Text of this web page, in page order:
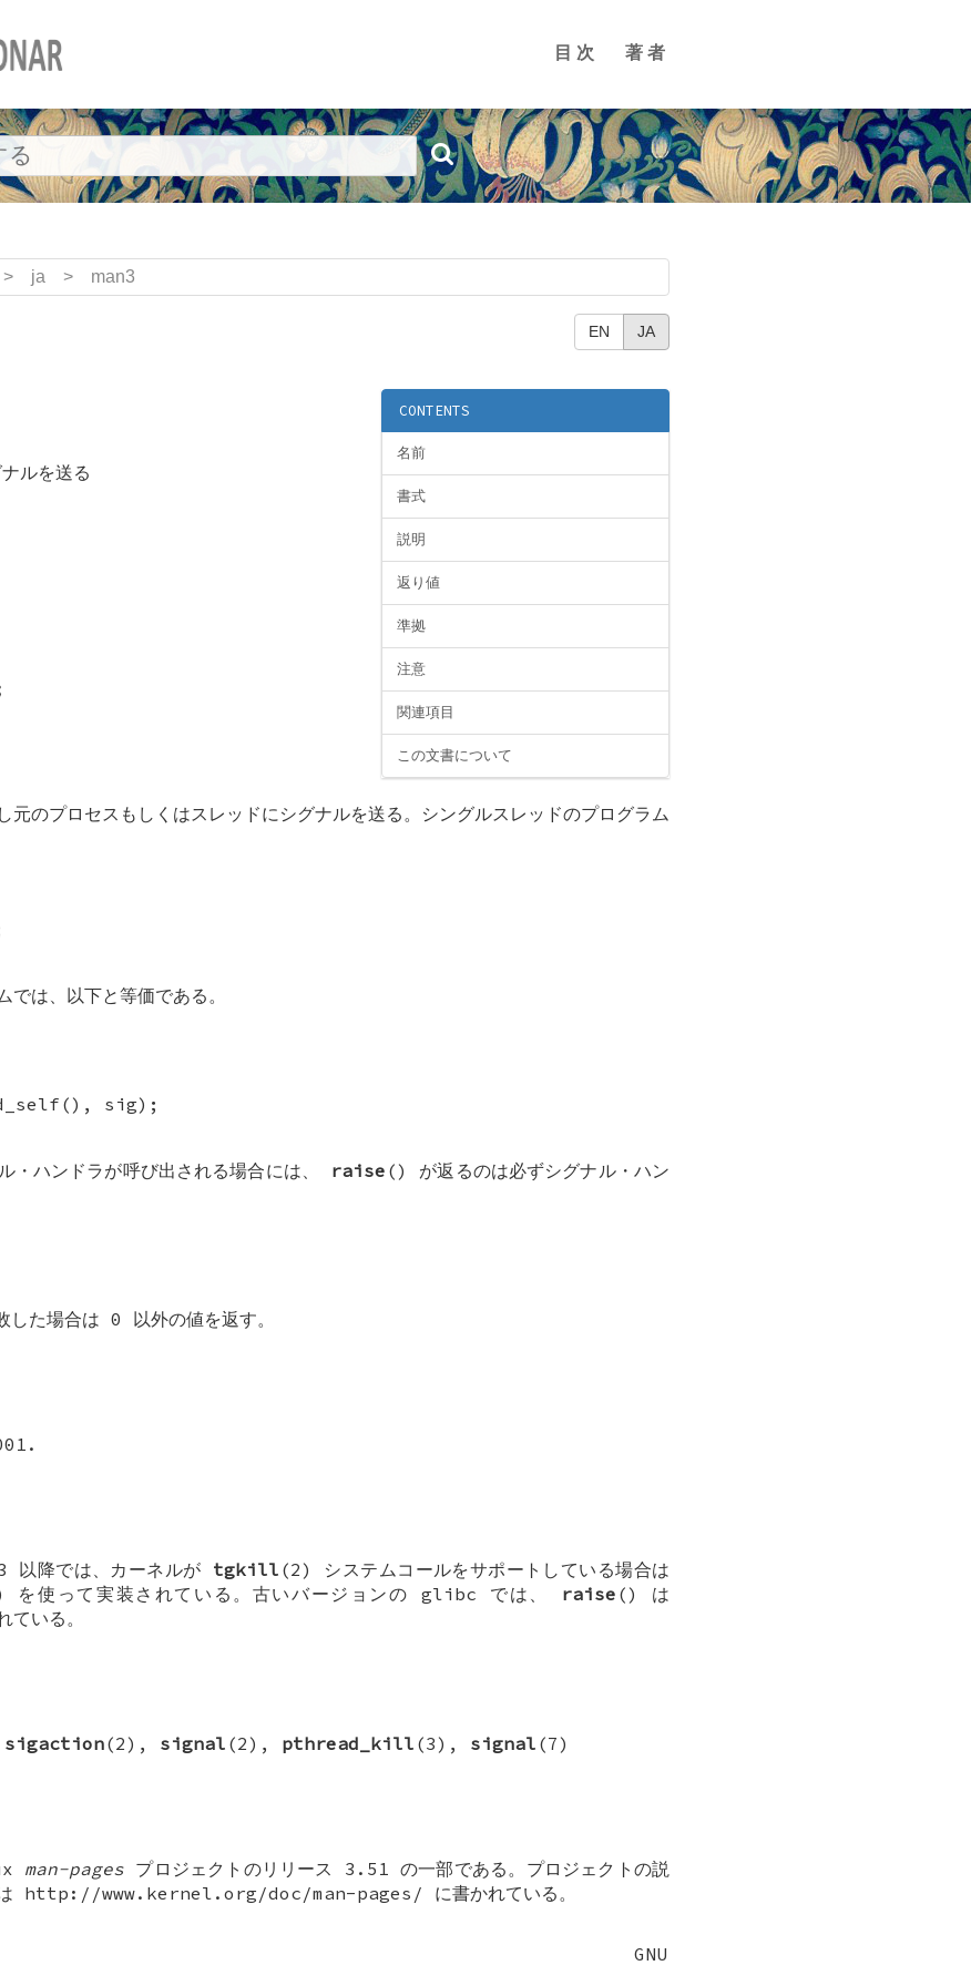
目次 著者
> ja > man3
EN JA
CONTENTS
名前
書式
説明
返り値
準拠
注意
関連項目
この文書について
ルを送る
のプロセスもしくはスレッドにシグナルを送る。シングルスレッドのプログラム
は、以下と等価である。
sig);
・ハンドラが呼び出される場合には、 raise () が返るのは必ずシグナル・ハン
た場合は 0 以外の値を返す。
降では、カーネルが tgkill (2) システムコールをサポートしている場合は
を使って実装されている。古いバージョンの glibc では、 raise () は
いる。
sigaction(2), signal (2), pthread_kill (3), signal (7)
man-pages プロジェクトのリリース 3.51 の一部である。プロジェクトの説
は http://www.kernel.org/doc/man-pages/ に書かれている。
GNU